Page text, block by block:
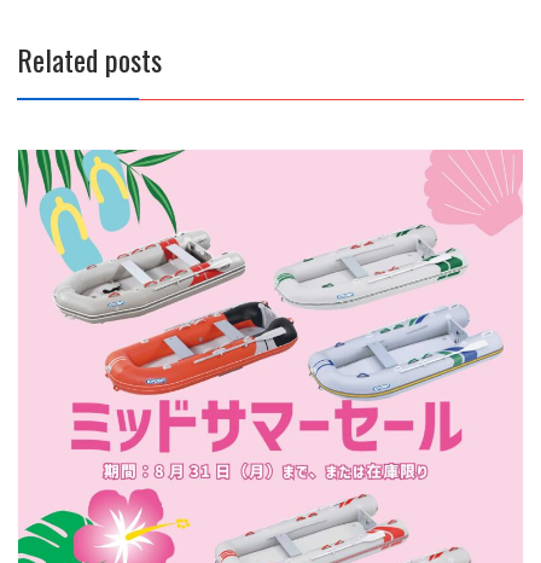
ゲ
ー
シ
ン
Related posts